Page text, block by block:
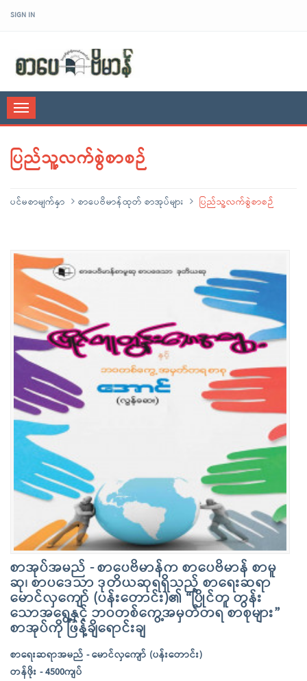
SIGN IN
Toggle
navigation
ပြည်သူ့လက်စွဲစာစဉ်
ပင်မစာမျက်နှာ စာပေဗိမာန်ထုတ် စာအုပ်များ ပြည်သူ့လက်စွဲစာစဉ်
စာအုပ်အမည် - စာပေဗိမာန်က စာပေဗိမာန် စာမူ
ဆု၊ စာပဒေသာ ဒုတိယဆုရရှိသည့် စာရေးဆရာ
မောင်လှကျော် (ပန်းတောင်း)၏ “ပြိုင်တူ တွန်း
သောအရွေ့နှင့် ဘဝတစ်ကွေ့အမှတ်တရ စာစုများ”
စာအုပ်ကို ဖြန့်ချိရောင်းချ
စာရေးဆရာအမည် - မောင်လှကျော် (ပန်းတောင်း)
တန်ဖိုး - 4500ကျပ်